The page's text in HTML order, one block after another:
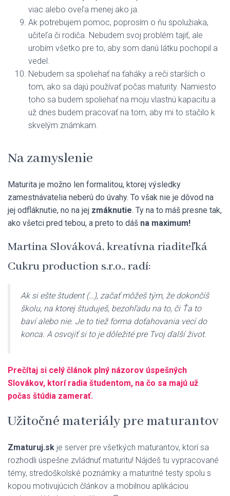
viac alebo oveľa menej ako ja.
Ak potrebujem pomoc, poprosím o ňu spolužiaka,
učiteľa či rodiča. Nebudem svoj problém tajiť, ale
urobím všetko pre to, aby som danú látku pochopil a
vedel.
Nebudem sa spoliehať na ťaháky a reči starších o
tom, ako sa dajú používať počas maturity. Namiesto
toho sa budem spoliehať na moju vlastnú kapacitu a
už dnes budem pracovať na tom, aby mi to stačilo k
skvelým známkam.
Na zamyslenie
Maturita je možno len formalitou, ktorej výsledky
zamestnávatelia neberú do úvahy. To však nie je dôvod na
jej odfláknutie, no na jej zmáknutie. Ty na to máš presne tak,
ako všetci pred tebou, a preto to dáš na maximum!
Martina Slováková, kreatívna riaditeľká
Cukru production s.r.o., radí:
Ak si ešte študent (…), začať môžeš tým, že dokončíš
školu, na ktorej študuješ, bezohľadu na to, či Ťa to
baví alebo nie. Je to tiež forma doťahovania vecí do
konca. A osvojiť si to je dôležité pre Tvoj ďalší život.
Prečítaj si celý článok plný názorov úspešných
Slovákov, ktorí radia študentom, na čo sa majú už
počas štúdia zamerať.
Užitočné materiály pre maturantov
Zmaturuj.sk je server pre všetkých maturantov, ktorí sa
rozhodli úspešne zvládnuť maturitu! Nájdeš tu vypracované
témy, stredoškolské poznámky a maturitné testy spolu s
kopou motivujúcich článkov a mobilnou aplikáciou